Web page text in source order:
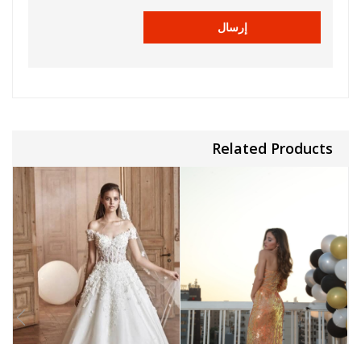
Related Products